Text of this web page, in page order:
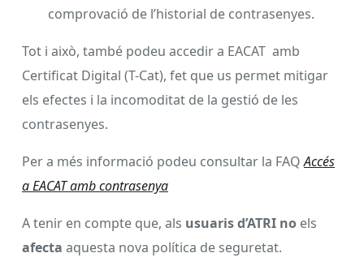
comprovació de l’historial de contrasenyes.
Tot i això, també podeu accedir a EACAT amb
Certificat Digital (T-Cat), fet que us permet mitigar
els efectes i la incomoditat de la gestió de les
contrasenyes.
Per a més informació podeu consultar la FAQAccés
a EACAT amb contrasenya
A tenir en compte que, als usuaris d’ATRI no els
afecta aquesta nova política de seguretat.